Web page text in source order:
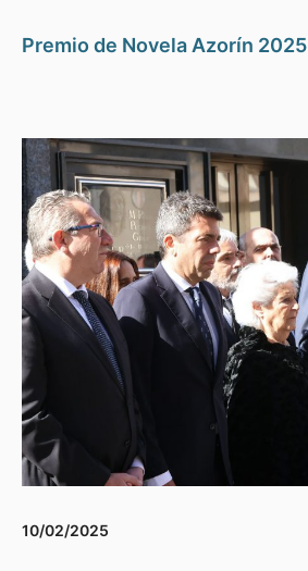
Premio de Novela Azorín 2025
10/02/2025